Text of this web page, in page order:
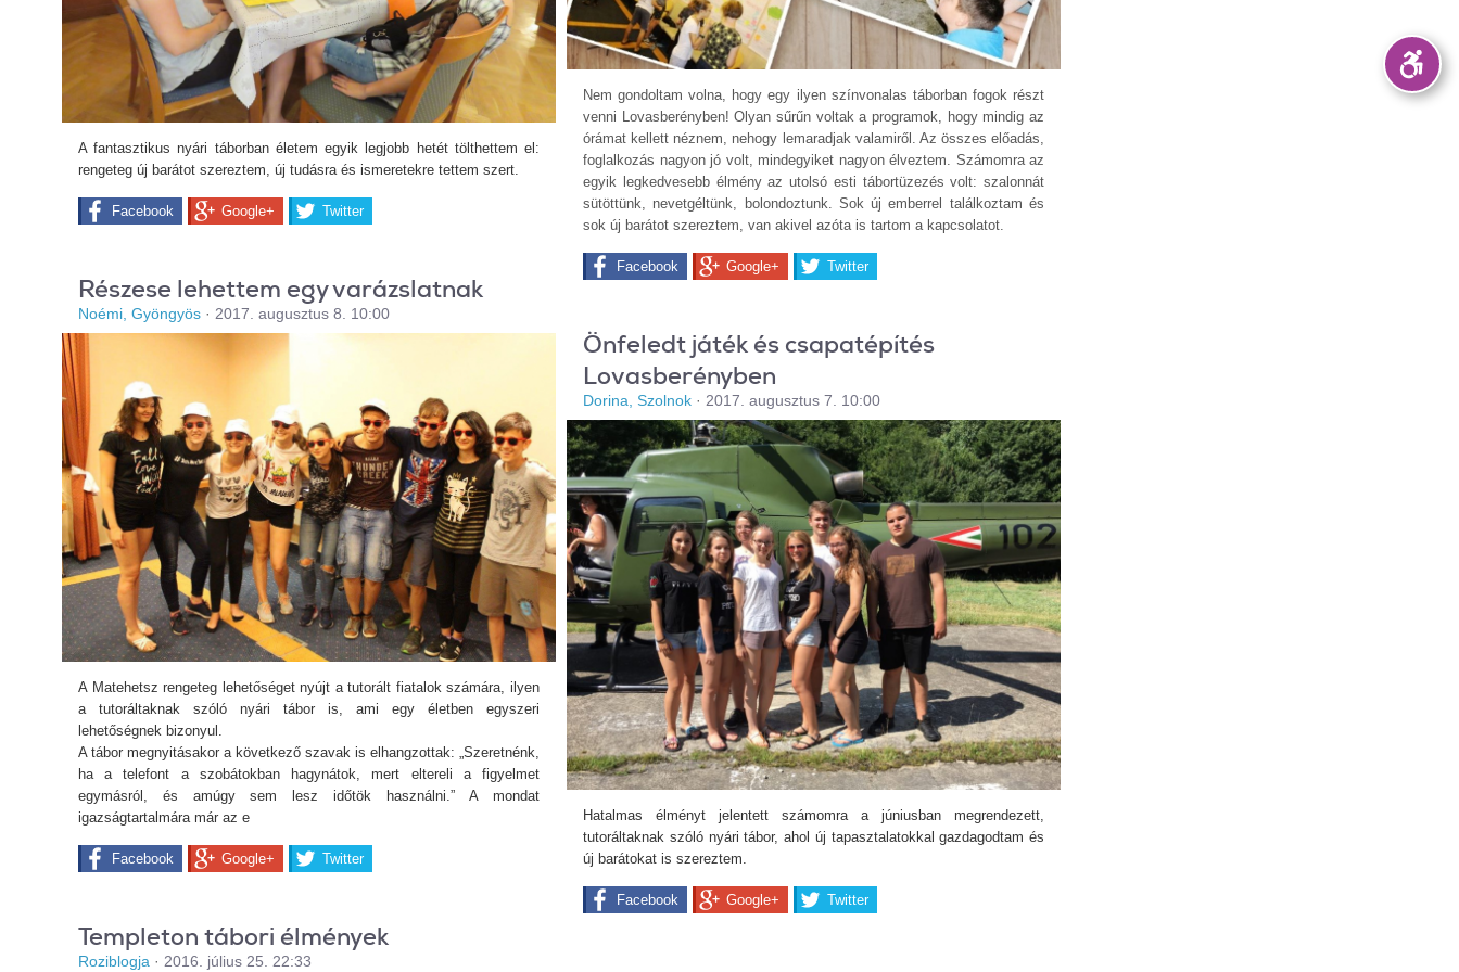
Nem gondoltam volna, hogy egy ilyen színvonalas táborban fogok részt
venni Lovasberényben! Olyan sűrűn voltak a programok, hogy mindig az
órámat kellett néznem, nehogy lemaradjak valamiről. Az összes előadás,
foglalkozás nagyon jó volt, mindegyiket nagyon élveztem. Számomra az
egyik legkedvesebb élmény az utolsó esti tábortüzezés volt: szalonnát
sütöttünk, nevetgéltünk, bolondoztunk. Sok új emberrel találkoztam és
sok új barátot szereztem, van akivel azóta is tartom a kapcsolatot.
Facebook Google+ Twitter
A fantasztikus nyári táborban életem egyik legjobb hetét tölthettem el:
rengeteg új barátot szereztem, új tudásra és ismeretekre tettem szert.
Facebook Google+ Twitter
Részese lehettem egy varázslatnak
Noémi, Gyöngyös · 2017. augusztus 8. 10:00
A Matehetsz rengeteg lehetőséget nyújt a tutorált fiatalok számára, ilyen
a tutoráltaknak szóló nyári tábor is, ami egy életben egyszeri
lehetőségnek bizonyul.
A tábor megnyitásakor a következő szavak is elhangzottak: „Szeretnénk,
ha a telefont a szobátokban hagynátok, mert eltereli a figyelmet
egymásról, és amúgy sem lesz időtök használni.”A mondat
igazságtartalmára már az e
Facebook Google+ Twitter
Önfeledt játék és csapatépítés
Lovasberényben
Dorina, Szolnok · 2017. augusztus 7. 10:00
Hatalmas élményt jelentett számomra a júniusban megrendezett,
tutoráltaknak szóló nyári tábor, ahol új tapasztalatokkal gazdagodtam és
új barátokat is szereztem.
Facebook Google+ Twitter
Templeton tábori élmények
Roziblogja · 2016. július 25. 22:33